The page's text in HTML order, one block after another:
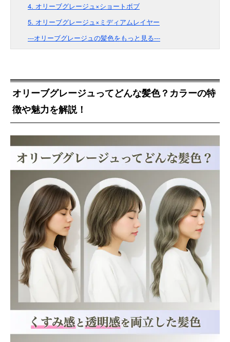
4. オリーブグレージュ×ショートボブ
5. オリーブグレージュ×ミディアムレイヤー
---オリーブグレージュの髪色をもっと見る---
オリーブグレージュってどんな髪色？カラーの特
徴や魅力を解説！